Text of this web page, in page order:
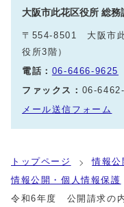
大阪市此花区役所 総務
〒554-8501 大阪市
役所3階）
電話： 06-6466-9625
ファックス： 06-
メール送信フォーム
トップページ
情報公
情報公開・個人情報保護
令和6年度 公開請求の